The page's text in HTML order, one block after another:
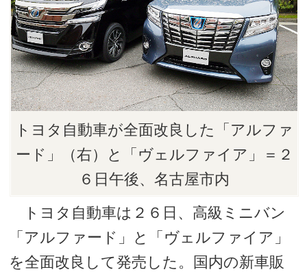
トヨタ自動車が全面改良した「アルファ
ード」（右）と「ヴェルファイア」＝２
６日午後、名古屋市内
トヨタ自動車は２６日、高級ミニバン
「アルファード」と「ヴェルファイア」
を全面改良して発売した。国内の新車販